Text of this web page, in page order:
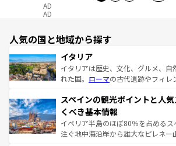
AD
AD
人気の国と地域から探す
イタリア
イタリアは歴史、文化、グルメ、自
れた国。 ローマの古代遺跡やフィレ
ろん、トスカーナの美しい田園風
景など、自然景観も見逃せない。観
ピザやパスタなど、絶品のイタリア
できる。朝目覚めてから夜眠るまで
スペインの観光ポイントと人
くべき基本情報
イベリア半島のほぼ80％を占める
注ぐ地中海沿岸から雄大なピレネー